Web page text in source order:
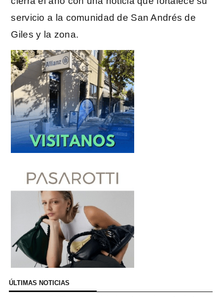
servicio a la comunidad de San Andrés de
Giles y la zona.
ÚLTIMAS NOTICIAS